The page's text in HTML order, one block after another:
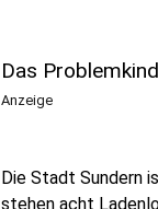
Das
Anzeige
Die Stadt Sundern
stehen acht